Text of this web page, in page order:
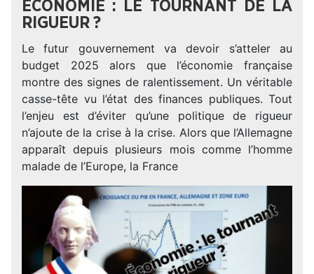
ÉCONOMIE : LE TOURNANT DE LA
RIGUEUR ?
Le futur gouvernement va devoir s’atteler au
budget 2025 alors que l’économie française
montre des signes de ralentissement. Un véritable
casse-tête vu l’état des finances publiques. Tout
l’enjeu est d’éviter qu’une politique de rigueur
n’ajoute de la crise à la crise. Alors que l’Allemagne
apparaît depuis plusieurs mois comme l’homme
malade de l’Europe, la France